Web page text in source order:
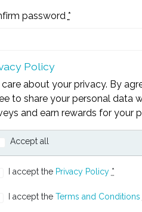
password *
Policy
about your privacy. By
to share your personal data
and earn rewards for your
Accept all
I accept the Privacy Policy *
I accept the Terms and Conditions